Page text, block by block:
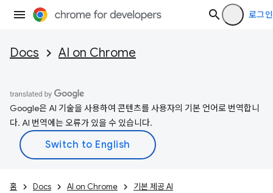
로그인
Docs AI on Chrome
Google은 AI 기술을 사용하여 콘텐츠를 사용자의 기본 언어로 번역합니
다. AI 번역에는 오류가 있을 수 있습니다.
홈 Docs AI on Chrome 기본 제공 AI